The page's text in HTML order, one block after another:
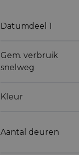
Datumdeel 1
Gem. verbruik
snelweg
Kleur
Aantal deuren